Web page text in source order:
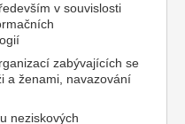
v souvislosti
zabývajících se
a ženami, navazování
neziskových